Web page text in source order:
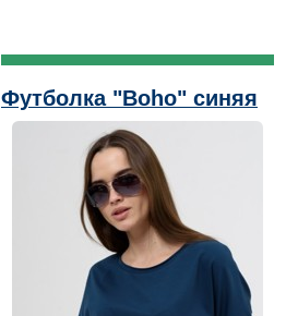
Футболка "Boho" синяя